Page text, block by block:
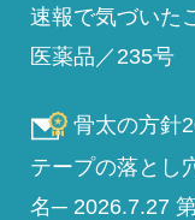
速報で気づいた
医薬品／235号
骨太の方針
テープの落とし
名─ 2026.7.27